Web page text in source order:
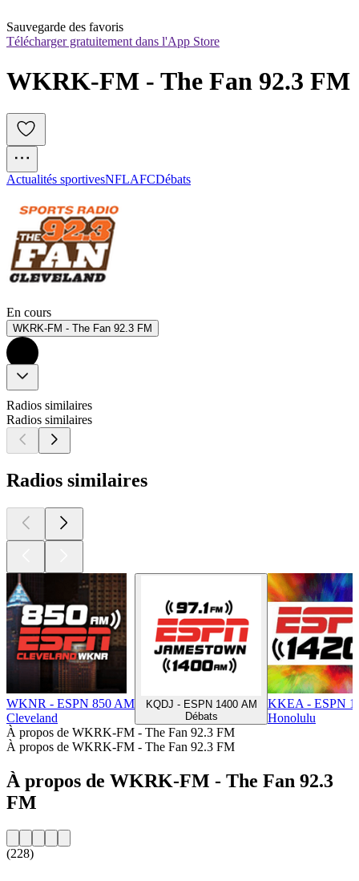
Sauvegarde des favoris
Télécharger gratuitement dans l'App Store
WKRK-FM - The Fan 92.3 FM
Actualités sportivesNFLAFCDébats
En cours
WKRK-FM - The Fan 92.3 FM
Radios similaires
Radios similaires
Radios similaires
WKNR - ESPN 850 AM
Cleveland
KQDJ - ESPN 1400 AM
Débats
KKEA - ESPN
Honolulu
À propos de WKRK-FM - The Fan 92.3 FM
À propos de WKRK-FM - The Fan 92.3 FM
À propos de WKRK-FM - The Fan 92.3
FM
(228)